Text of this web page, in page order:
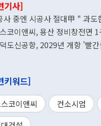
기사]
사 중엔 시공사 절대甲 " 과도
코이앤씨, 용산 정비창전면
도신공항, 2029년 개항 '빨
키워드]
코이앤씨 컨소시엄